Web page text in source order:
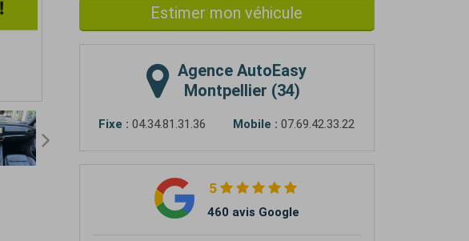
Estimer mon véhicule
Agence AutoEasy
Montpellier (34)
Fixe : 04.34.81.31.36 Mobile : 07.69.42.33.22
5
460 avis Google